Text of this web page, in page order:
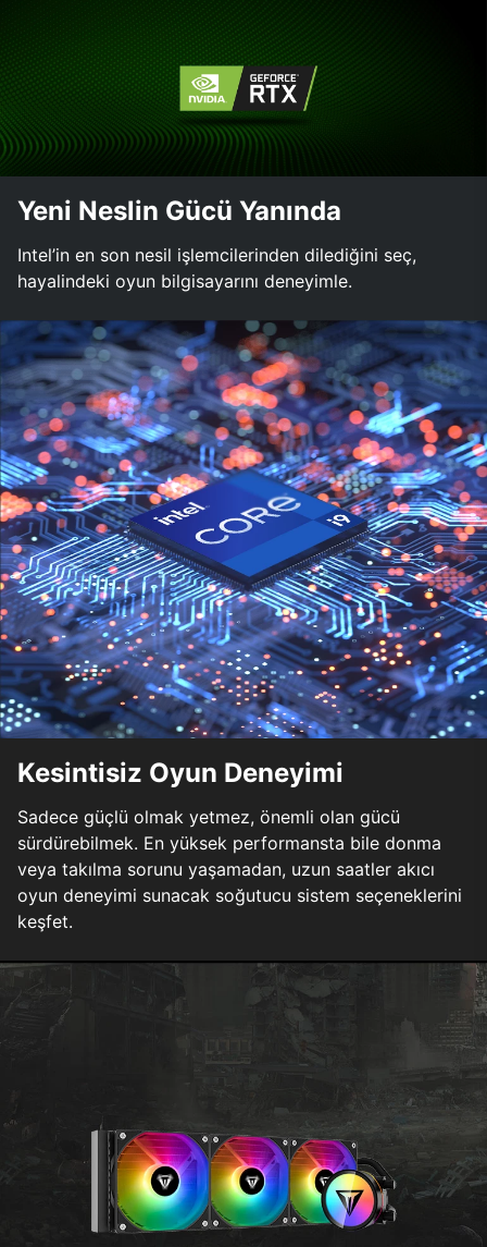
Yeni Neslin Gücü Yanında
Intel’in en son nesil işlemcilerinden dilediğini seç,
hayalindeki oyun bilgisayarını deneyimle.
Kesintisiz Oyun Deneyimi
Sadece güçlü olmak yetmez, önemli olan gücü
sürdürebilmek. En yüksek performansta bile donma
veya takılma sorunu yaşamadan, uzun saatler akıcı
oyun deneyimi sunacak soğutucu sistem seçeneklerini
keşfet.